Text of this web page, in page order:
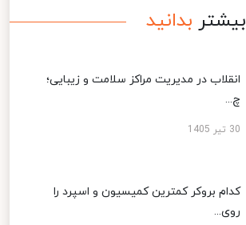
بیشتر بدانید
انقلاب در مدیریت مراکز سلامت و زیبایی؛
چ...
30 تیر 1405
کدام بروکر کمترین کمیسیون و اسپرد را
روی...